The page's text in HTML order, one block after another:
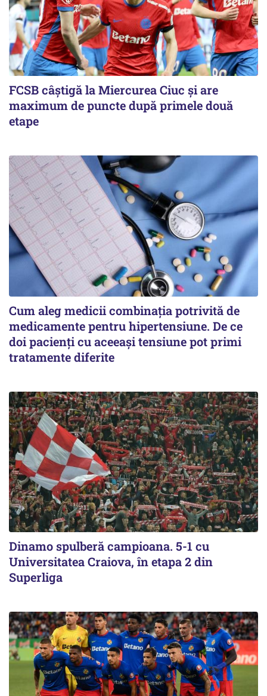
FCSB câştigă la Miercurea Ciuc şi are
maximum de puncte după primele două
etape
Cum aleg medicii combinația potrivită de
medicamente pentru hipertensiune. De ce
doi pacienți cu aceeași tensiune pot primi
tratamente diferite
Dinamo spulberă campioana. 5-1 cu
Universitatea Craiova, în etapa 2 din
Superliga